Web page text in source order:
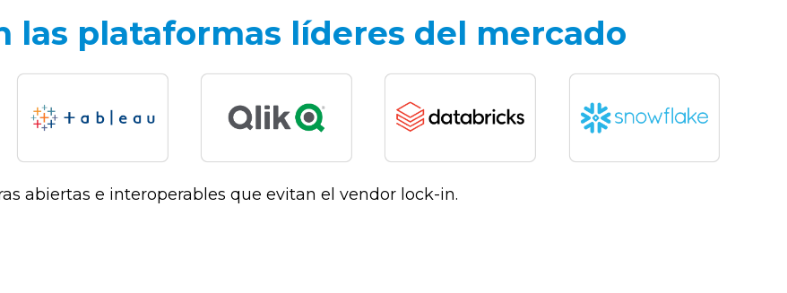
las plataformas líderes del mercado
abiertas e interoperables que evitan el vendor lock-in.